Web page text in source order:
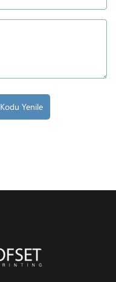
Kodu Yenile